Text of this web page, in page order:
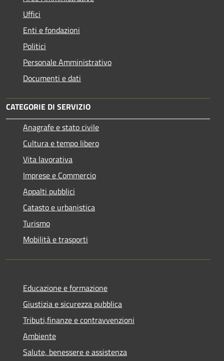
Uffici
Enti e fondazioni
Politici
Personale Amministrativo
Documenti e dati
CATEGORIE DI SERVIZIO
Anagrafe e stato civile
Cultura e tempo libero
Vita lavorativa
Imprese e Commercio
Appalti pubblici
Catasto e urbanistica
Turismo
Mobilità e trasporti
Educazione e formazione
Giustizia e sicurezza pubblica
Tributi,finanze e contravvenzioni
Ambiente
Salute, benessere e assistenza